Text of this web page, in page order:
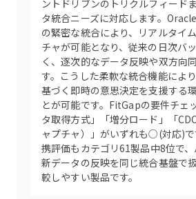
ントドリブンのトリクルフィード
タ統合ニーズに対応します。
の緊密な統合により、リアルタイ
チャが可能となり、従来の日次バ
く、逐次的なデータ反映や双方向
す。こうした柔軟な統合機能によ
基づく即時の意思決定を支援する
とが可能です。FitGapの要件チェ
タ取得方式」「増分ロード」「
ャプチャ）」がいずれも○(対応)
携評価もカテゴリ61製品中8位で
新データの反映を同じ統合基盤で
較しやすい製品です。